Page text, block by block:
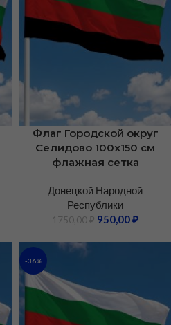
Флаг Городской округ
Селидово 100х150 см
флажная сетка
Донецкой Народной
Республики
1750,00₽ 950,00₽
-36%